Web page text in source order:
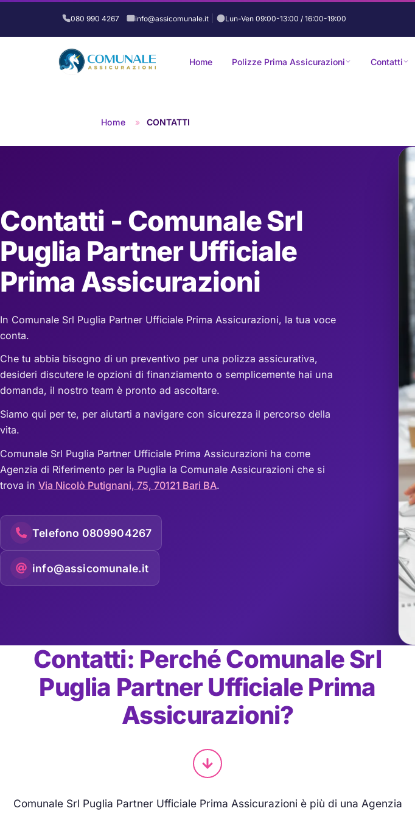
080 990 4267 info@assicomunale.it Lun-Ven 09:00-13:00 / 16:00-19:00
Home Polizze Prima Assicurazioni Contatti
Home » CONTATTI
Contatti - Comunale Srl
Puglia Partner Ufficiale
Prima Assicurazioni
In Comunale Srl Puglia Partner Ufficiale Prima Assicurazioni, la tua voce
conta.
Che tu abbia bisogno di un preventivo per una polizza assicurativa,
desideri discutere le opzioni di finanziamento o semplicemente hai una
domanda, il nostro team è pronto ad ascoltare.
Siamo qui per te, per aiutarti a navigare con sicurezza il percorso della
vita.
Comunale Srl Puglia Partner Ufficiale Prima Assicurazioni ha come
Agenzia di Riferimento per la Puglia la Comunale Assicurazioni che si
trova in Via Nicolò Putignani, 75, 70121 Bari BA.
Telefono 0809904267
info@assicomunale.it
Contatti: Perché Comunale Srl
Puglia Partner Ufficiale Prima
Assicurazioni?
Comunale Srl Puglia Partner Ufficiale Prima Assicurazioni è più di una Agenzia